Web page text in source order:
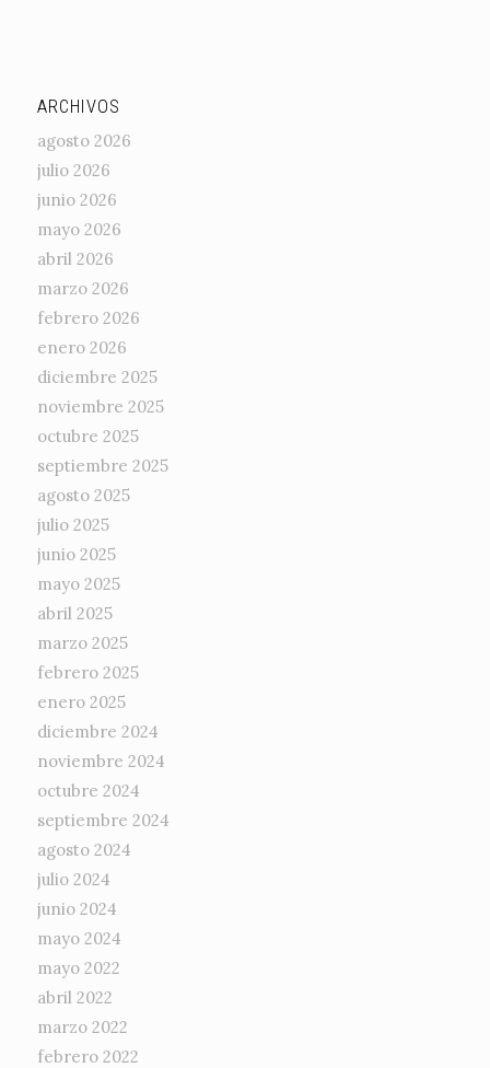
ARCHIVOS
agosto 2026
julio 2026
junio 2026
mayo 2026
abril 2026
marzo 2026
febrero 2026
enero 2026
diciembre 2025
noviembre 2025
octubre 2025
septiembre 2025
agosto 2025
julio 2025
junio 2025
mayo 2025
abril 2025
marzo 2025
febrero 2025
enero 2025
diciembre 2024
noviembre 2024
octubre 2024
septiembre 2024
agosto 2024
julio 2024
junio 2024
mayo 2024
mayo 2022
abril 2022
marzo 2022
febrero 2022